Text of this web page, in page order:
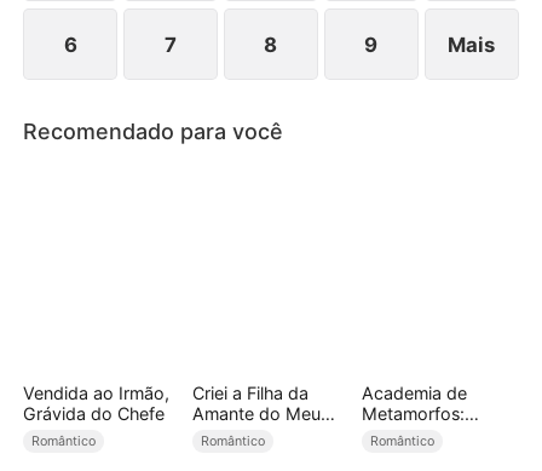
6 7 8 9 Mais
Recomendado para você
Vendida ao Irmão,
Grávida do Chefe
Romântico
Criei a Filha da
Amante do Meu
Marido (Dublado)
Romântico
Academia de
Metamorfos:
Domando Três
Romântico